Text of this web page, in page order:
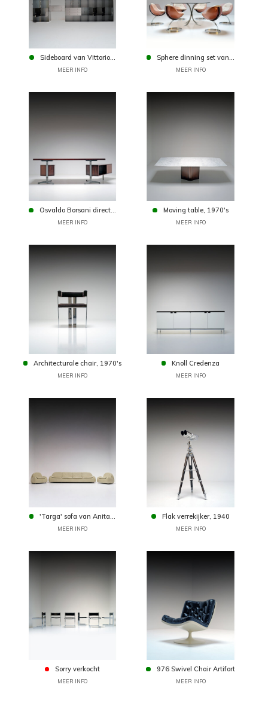
Sideboard van Vittorio...
MEER INFO
Sphere dinning set van...
MEER INFO
Osvaldo Borsani direct...
MEER INFO
Moving table, 1970's
MEER INFO
Architecturale chair, 1970's
MEER INFO
Knoll Credenza
MEER INFO
'Targa' sofa van Anita...
MEER INFO
Flak verrekijker, 1940
MEER INFO
Sorry verkocht
MEER INFO
976 Swivel Chair Artifort
MEER INFO